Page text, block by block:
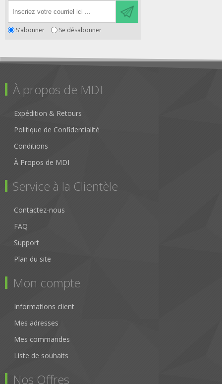
S'abonner Se désabonner
À propos de MDI
Expédition & Retours
Politique de Confidentialité
Conditions
À Propos de MDI
Service à la Clientèle
Contactez-nous
FAQ
Support
Plan du site
Mon compte
Informations client
Mes adresses
Mes commandes
Liste de souhaits
Nos Offres